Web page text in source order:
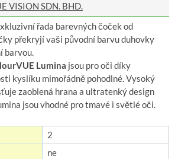
VISION SDN. BHD.
řada barevných čoček od
překryjí vaši původní barvu duhovky
barvou.
Lumina jsou pro oči díky
kyslíku mimořádně pohodlné. Vysoký
zaoblená hrana a ultratenký design
jsou vhodné pro tmavé i světlé oči.
2
ne